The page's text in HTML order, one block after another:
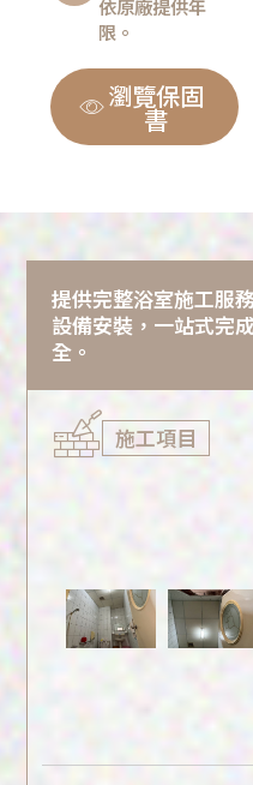
依原廠提供年
限。
瀏覽保固
書
提供完整浴室施工服
設備安裝，一站式完
全。
施工項目